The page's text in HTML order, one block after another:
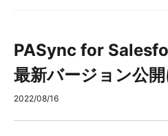
PASync for
最新バージョン公
2022/08/16